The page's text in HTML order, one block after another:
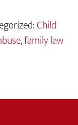
Child
,family law